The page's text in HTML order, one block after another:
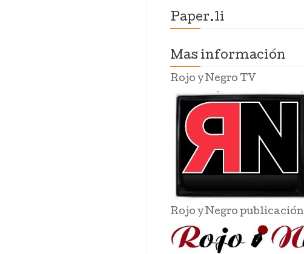
Paper.li
Mas información
Rojo y Negro TV
Rojo y Negro publicación